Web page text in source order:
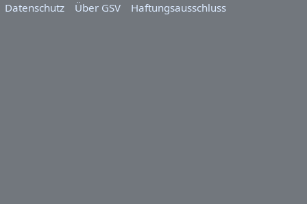
Datenschutz
Über GSV Haftungsausschluss